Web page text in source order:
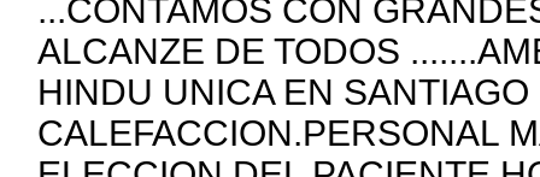
...CONTAMOS CON
ALCANZE DE TODOS
HINDU UNICA EN
CALEFACCION.PERSONAL